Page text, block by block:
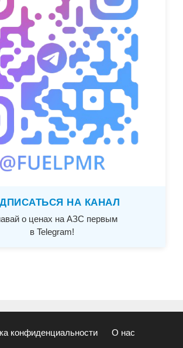
НА КАНАЛ
о ценах на АЗС первым
в Telegram!
конфиденциальности О нас